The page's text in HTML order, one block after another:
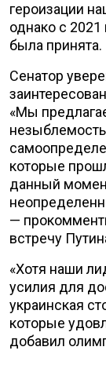
героизации
однако с 2021
была принята.
Сенатор
«Мы
которые
данный
—
встречу
«Хотя наши
усилия для
украинская
которые
добавил